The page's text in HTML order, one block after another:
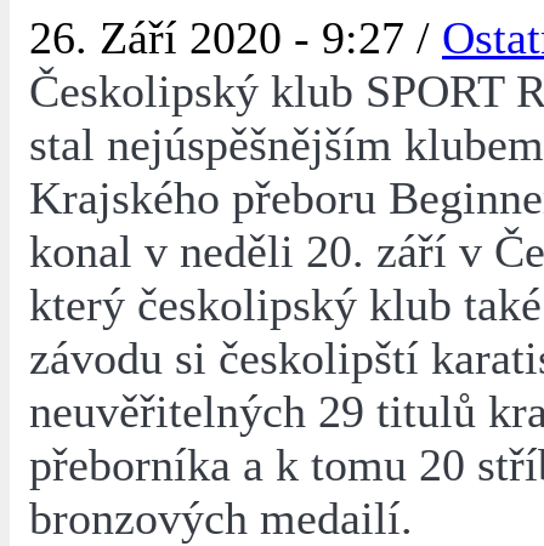
26. Září 2020 - 9:27 /
Českolipský klub SPORT
stal nejúspěšnějším
Krajského přeboru
konal v neděli 20. září v
který českolipský klub
závodu si českolipští
neuvěřitelných 29 titulů
přeborníka a k tomu 20
bronzových medailí.